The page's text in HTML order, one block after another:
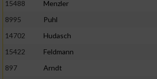
15488
Menzler
8995
Puhl
14702
Hudasch
15422
Feldmann
897
Arndt